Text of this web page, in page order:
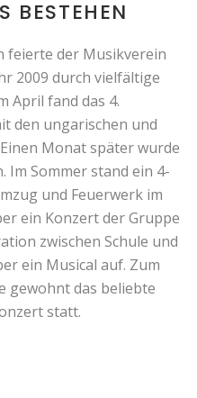
BESTEHEN
feierte der Musikverein
2009 durch vielfältige
April fand das 4.
den ungarischen und
Monat später wurde
Im Sommer stand ein 4-
und Feuerwerk im
ein Konzert der Gruppe
zwischen Schule und
ein Musical auf. Zum
gewohnt das beliebte
statt.